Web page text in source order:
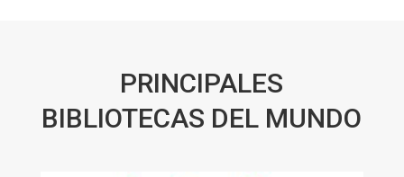
PRINCIPALES
BIBLIOTECAS DEL MUNDO